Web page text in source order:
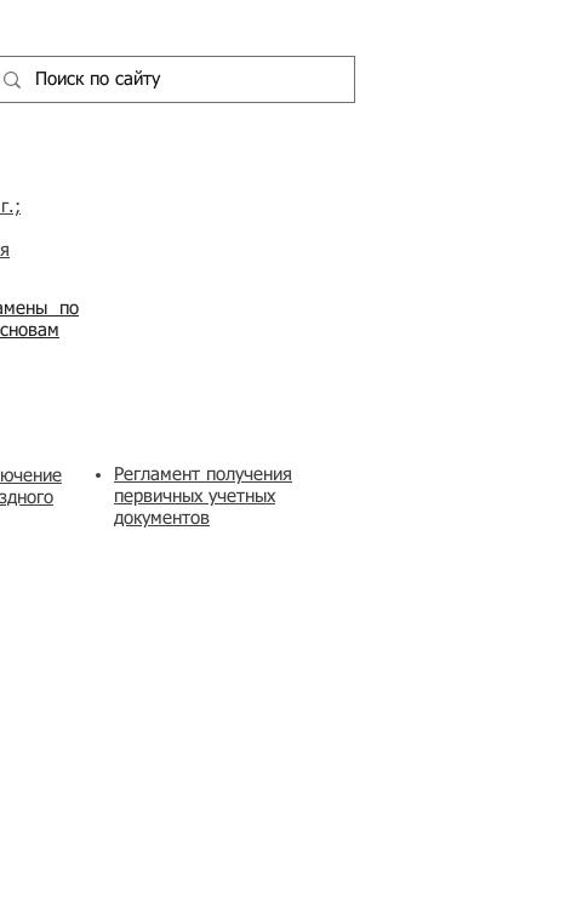
по
Регламент получения
первичных учетных
документов